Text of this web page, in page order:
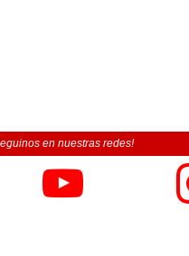
en nuestras redes!